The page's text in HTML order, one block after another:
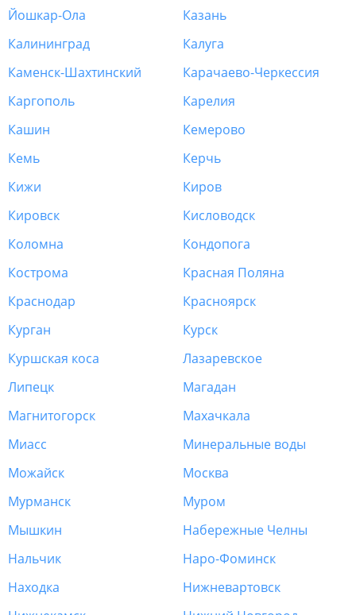
Йошкар-Ола
Казань
Калининград
Калуга
Каменск-Шахтинский
Карачаево-Черкессия
Каргополь
Карелия
Кашин
Кемерово
Кемь
Керчь
Кижи
Киров
Кировск
Кисловодск
Коломна
Кондопога
Кострома
Красная Поляна
Краснодар
Красноярск
Курган
Курск
Куршская коса
Лазаревское
Липецк
Магадан
Магнитогорск
Махачкала
Миасс
Минеральные воды
Можайск
Москва
Мурманск
Муром
Мышкин
Набережные Челны
Нальчик
Наро-Фоминск
Находка
Нижневартовск